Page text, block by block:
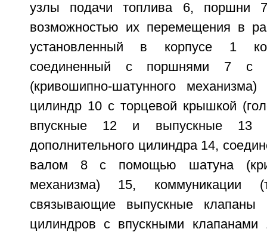
узлы подачи топлива 6, поршни
возможностью их перемещения в
установленный в корпусе 1
соединенный с поршнями 7 с
(кривошипно-шатунного
цилиндр 10 с торцевой крышкой
впускные 12 и выпускные 13
дополнительного цилиндра 14,
валом 8 с помощью шатуна
механизма) 15, коммуникации
связывающие выпускные клапаны
цилиндров с впускными клапанами